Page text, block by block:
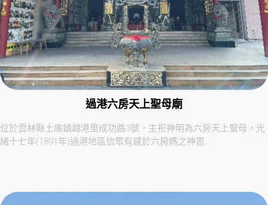
過港六房天上聖母廟
位於雲林縣土庫鎮越港里成功路3號，主祀神明為六房天上聖母，光
緒十七年(1891年)過港地區信眾有感於六房媽之神恩…